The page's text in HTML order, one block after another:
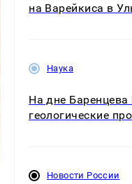
на Варейкиса в
Наука
На дне
геологические
Новости России